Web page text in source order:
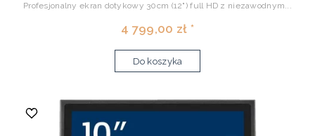
Profesjonalny ekran dotykowy 30cm (12") full HD z niezawodnym...
4 799,00 zł *
Do koszyka